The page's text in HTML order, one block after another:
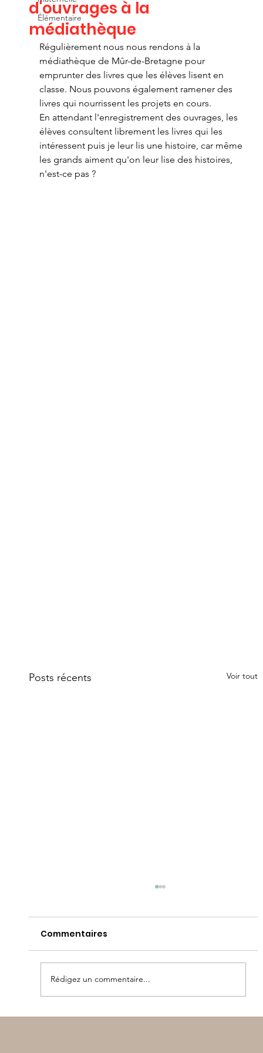
Élémentaire
d'ouvrages à la
médiathèque
Régulièrement nous nous rendons à la
médiathèque de Mûr-de-Bretagne pour
emprunter des livres que les élèves lisent en
classe. Nous pouvons également ramener des
livres qui nourrissent les projets en cours.
En attendant l'enregistrement des ouvrages, les
élèves consultent librement les livres qui les
intéressent puis je leur lis une histoire, car même
les grands aiment qu'on leur lise des histoires,
n'est-ce pas ?
Posts récents Voir tout
Olympiades maternelle
Commentaires
Rédigez un commentaire...